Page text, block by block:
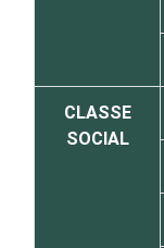
CLASSE
SOCIAL